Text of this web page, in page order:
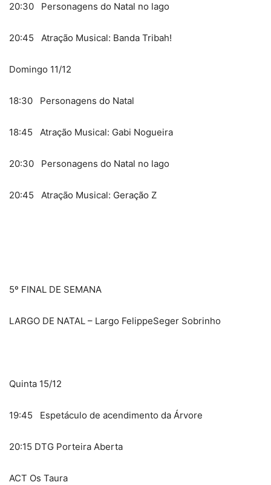
20:30 Personagens do Natal no lago
20:45 Atração Musical: Banda Tribah!
Domingo 11/12
18:30 Personagens do Natal
18:45 Atração Musical: Gabi Nogueira
20:30 Personagens do Natal no lago
20:45 Atração Musical: Geração Z
5º FINAL DE SEMANA
LARGO DE NATAL – Largo FelippeSeger Sobrinho
Quinta 15/12
19:45 Espetáculo de acendimento da Árvore
20:15 DTG Porteira Aberta
ACT Os Taura